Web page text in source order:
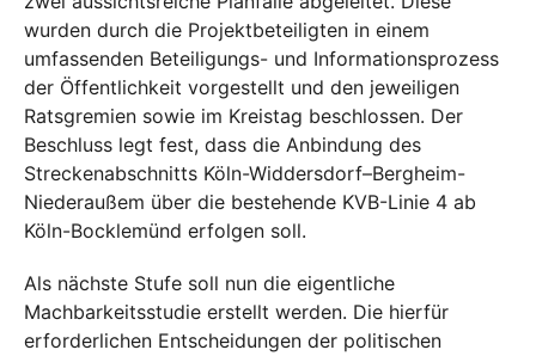
wurden durch die Projektbeteiligten in einem
umfassenden Beteiligungs- und Informationsprozess
der Öffentlichkeit vorgestellt und den jeweiligen
Ratsgremien sowie im Kreistag beschlossen. Der
Beschluss legt fest, dass die Anbindung des
Streckenabschnitts Köln-Widdersdorf–Bergheim-
Niederaußem über die bestehende KVB-Linie 4 ab
Köln-Bocklemünd erfolgen soll.
Als nächste Stufe soll nun die eigentliche
Machbarkeitsstudie erstellt werden. Die hierfür
erforderlichen Entscheidungen der politischen